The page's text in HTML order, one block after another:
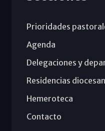
Prioridades
Agenda
Delegaciones y
Residencias
Hemeroteca
Contacto